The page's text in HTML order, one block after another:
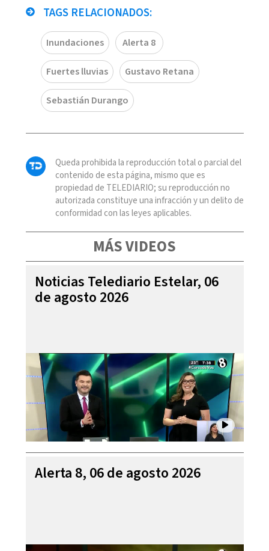
TAGS RELACIONADOS:
Inundaciones Alerta 8
Fuertes lluvias Gustavo Retana
Sebastián Durango
Queda prohibida la reproducción total o parcial del
contenido de esta página, mismo que es
propiedad de TELEDIARIO; su reproducción no
autorizada constituye una infracción y un delito de
conformidad con las leyes aplicables.
MÁS VIDEOS
Noticias Telediario Estelar, 06
de agosto 2026
Alerta 8, 06 de agosto 2026